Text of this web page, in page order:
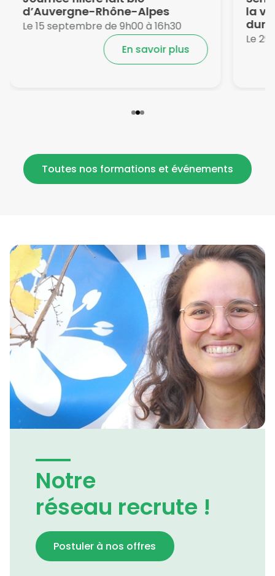
d’Auvergne-Rhône-Alpes
Le 15 septembre de 9h00 à 16h30
En savoir plus
la
Le
Toutes nos formations et événements
Notre
réseau recrute !
Postuler à nos offres